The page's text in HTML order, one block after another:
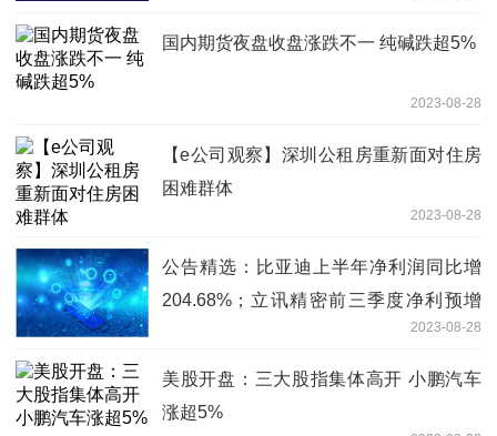
国内期货夜盘收盘涨跌不一 纯碱跌超5%
2023-08-28
【e公司观察】深圳公租房重新面对住房
困难群体
2023-08-28
公告精选：比亚迪上半年净利润同比增
204.68%；立讯精密前三季度净利预增
2023-08-28
美股开盘：三大股指集体高开 小鹏汽车
涨超5%